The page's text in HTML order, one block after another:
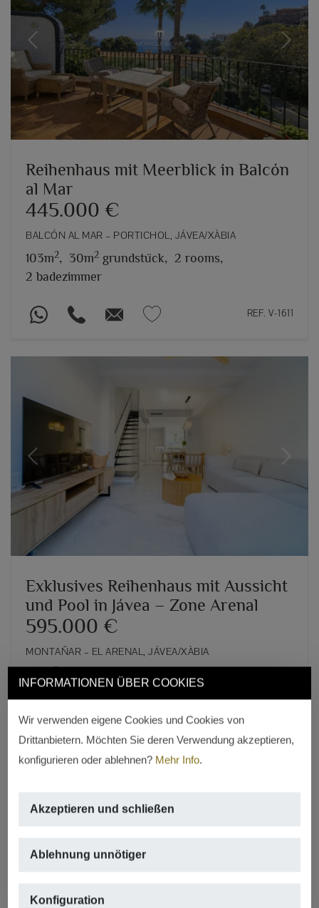
INFORMATIONEN ÜBER COOKIES
Wir verwenden eigene Cookies und Cookies von
Drittanbietern. Möchten Sie deren Verwendung akzeptieren,
konfigurieren oder ablehnen? Mehr Info.
Akzeptieren und schließen
Ablehnung unnötiger
Konfiguration
Previous Next
Reihenhaus mit Meerblick in Balcón
al Mar
445.000 €
BALCÓN AL MAR – PORTICHOL, JÁVEA/XÀBIA
103m2, 30m2 grundstück, 2 rooms,
2 badezimmer
REF. V-1611
Previous Next
Exklusives Reihenhaus mit Aussicht
und Pool in Jávea – Zone Arenal
595.000 €
MONTAÑAR – EL ARENAL, JÁVEA/XÀBIA
2